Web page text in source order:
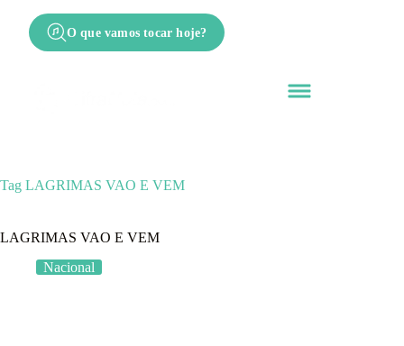
O que vamos tocar hoje?
Tag LAGRIMAS VAO E VEM
LAGRIMAS VAO E VEM
Nacional